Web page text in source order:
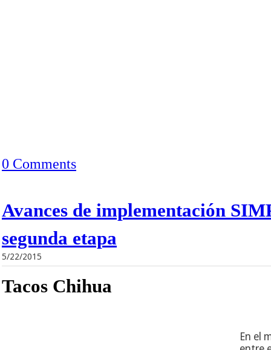
0 Comments
Avances de implementación
segunda etapa
5/22/2015
Tacos Chihua
En el